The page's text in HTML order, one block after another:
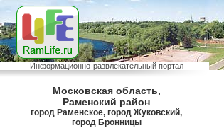
Информационно-развлекательный портал
Московская область,
Раменский район
город Раменское, город Жуковский,
город Бронницы